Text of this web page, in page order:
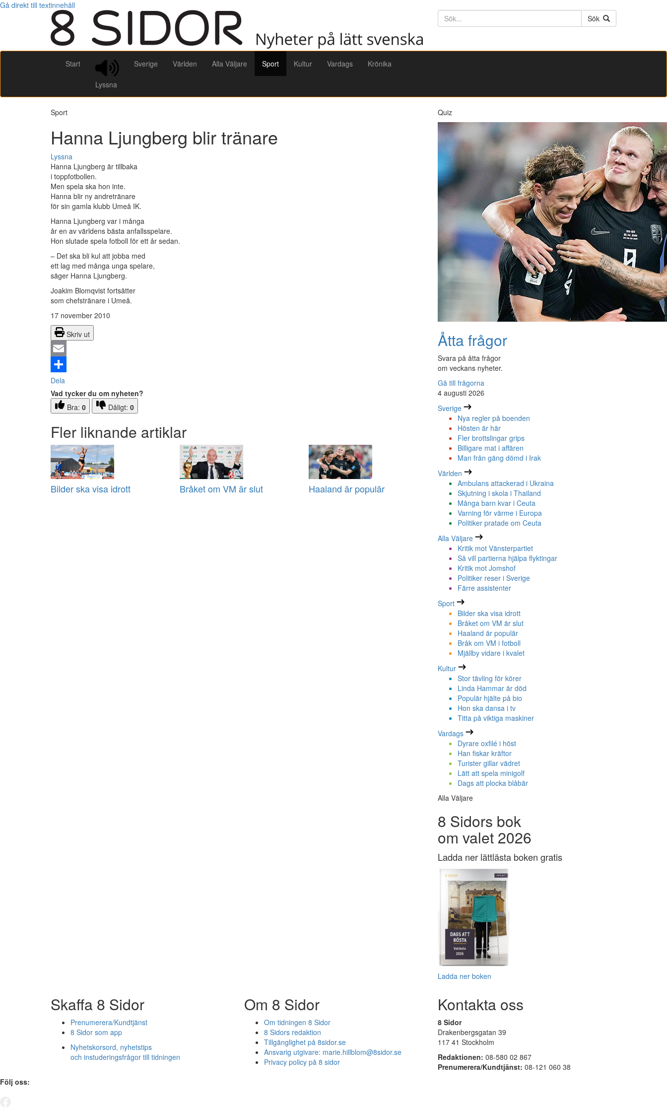
Gå direkt till textinnehåll
Söktext
Sök
Start
Lyssna
Sverige Världen Alla Väljare Sport Kultur Vardags Krönika
Sport
Hanna Ljungberg blir tränare
Lyssna
Hanna Ljungberg är tillbaka
i toppfotbollen.
Men spela ska hon inte.
Hanna blir ny andretränare
för sin gamla klubb Umeå IK.
Hanna Ljungberg var i många
år en av världens bästa anfallsspelare.
Hon slutade spela fotboll för ett år sedan.
– Det ska bli kul att jobba med
ett lag med många unga spelare,
säger Hanna Ljungberg.
Joakim Blomqvist fortsätter
som chefstränare i Umeå.
17 november 2010
Skriv ut
Email
Dela
Vad tycker du om nyheten?
Bra: 0 Dåligt: 0
Fler liknande artiklar
Bilder ska visa idrott Bråket om VM är slut Haaland är populär
Quiz
Åtta frågor
Svara på åtta frågor
om veckans nyheter.
Gå till frågorna
4 augusti 2026
Sverige
Nya regler på boenden
Hösten är här
Fler brottslingar grips
Billigare mat i affären
Man från gäng dömd i Irak
Världen
Ambulans attackerad i Ukraina
Skjutning i skola i Thailand
Många barn kvar i Ceuta
Varning för värme i Europa
Politiker pratade om Ceuta
Alla Väljare
Kritik mot Vänsterpartiet
Så vill partierna hjälpa flyktingar
Kritik mot Jomshof
Politiker reser i Sverige
Färre assistenter
Sport
Bilder ska visa idrott
Bråket om VM är slut
Haaland är populär
Bråk om VM i fotboll
Mjällby vidare i kvalet
Kultur
Stor tävling för körer
Linda Hammar är död
Populär hjälte på bio
Hon ska dansa i tv
Titta på viktiga maskiner
Vardags
Dyrare oxfilé i höst
Han fiskar kräftor
Turister gillar vädret
Lätt att spela minigolf
Dags att plocka blåbär
Alla Väljare
8 Sidors bok
om valet 2026
Ladda ner lättlästa boken gratis
Ladda ner boken
Skaffa 8 Sidor
Prenumerera/Kundtjänst
8 Sidor som app
Nyhetskorsord, nyhetstips
och instuderingsfrågor till tidningen
Om 8 Sidor
Om tidningen 8 Sidor
8 Sidors redaktion
Tillgänglighet på 8sidor.se
Ansvarig utgivare: marie.hillblom@8sidor.se
Privacy policy på 8 sidor
Kontakta oss
8 Sidor
Drakenbergsgatan 39
117 41 Stockholm
Redaktionen: 08-580 02 867
Prenumerera/Kundtjänst: 08-121 060 38
Följ oss: